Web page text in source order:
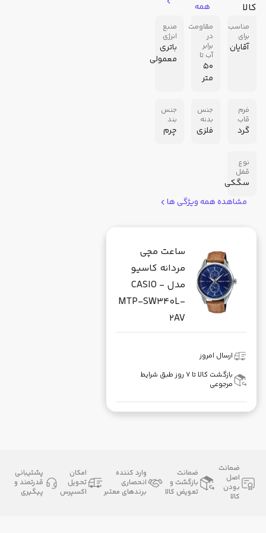
کالا
همه
مناسب
برای
آقایان
مقاومت
در
برابر
آب تا
50
متر
منبع
انرژی
باتری
معمولی
فرم
قاب
گرد
جنس
بدنه
فلزی
جنس
بند
چرم
نوع
قفل
سگکی
مشاهده همه ویژگی ها
ساعت مچی
مردانه کاسیو
مدل CASIO -
MTP-SW340L-
2AV
ارسال امروز
بازگشت کالا تا ۷ روز طبق شرایط
مرجوعی
ضمانت
اصل
بودن
کالا
ضمانت
بازگشت و
تعویض کالا
وارد کننده
انحصاری
برندهای معتبر
امکان
تحویل
اکسپرس
پشتیبانی
قدرتمند و
پیگیری